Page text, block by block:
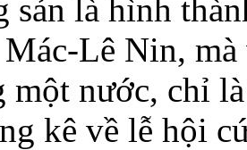
sản là hình
Lê Nin, mà
một nước, chỉ
kê về lễ hội